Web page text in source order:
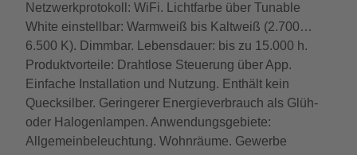
Netzwerkprotokoll: WiFi. Lichtfarbe über Tunable
White einstellbar: Warmweiß bis Kaltweiß (2.700…
6.500 K). Dimmbar. Lebensdauer: bis zu 15.000 h.
Produktvorteile: Drahtlose Steuerung über App.
Einfache Installation und Nutzung. Enthält kein
Quecksilber. Geringerer Energieverbrauch als Glüh-
oder Halogenlampen. Anwendungsgebiete:
Allgemeinbeleuchtung. Wohnräume. Gewerbe